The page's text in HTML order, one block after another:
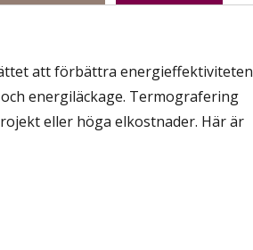
att förbättra energieffektiviteten
energiläckage. Termografering
eller höga elkostnader. Här är